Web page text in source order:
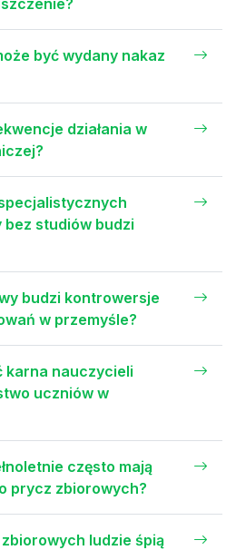
być wydany nakaz
działania w
studiów budzi
budzi kontrowersje
w przemyśle?
karna nauczycieli
uczniów w
często mają
prycz zbiorowych?
ludzie śpią